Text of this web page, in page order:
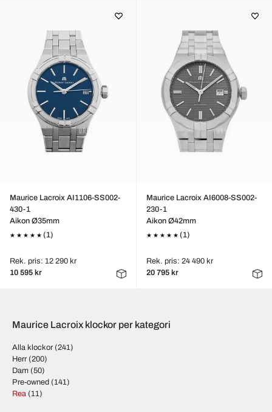
Maurice Lacroix AI1106-SS002-
430-1
Aikon Ø35mm
(1)
Rek. pris: 12 290 kr
10 595 kr
Maurice Lacroix AI6008-SS002-
230-1
Aikon Ø42mm
(1)
Rek. pris: 24 490 kr
20 795 kr
Maurice Lacroix klockor per kategori
Alla klockor (241)
Herr (200)
Dam (50)
Pre-owned (141)
Rea (11)